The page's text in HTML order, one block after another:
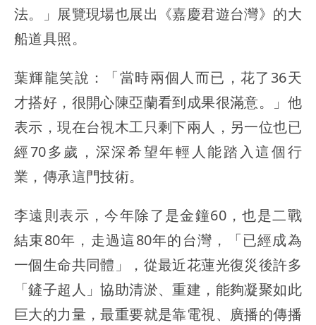
法。」展覽現場也展出《嘉慶君遊台灣》的大
船道具照。
葉輝龍笑說：「當時兩個人而已，花了36天
才搭好，很開心陳亞蘭看到成果很滿意。」他
表示，現在台視木工只剩下兩人，另一位也已
經70多歲，深深希望年輕人能踏入這個行
業，傳承這門技術。
李遠則表示，今年除了是金鐘60，也是二戰
結束80年，走過這80年的台灣，「已經成為
一個生命共同體」，從最近花蓮光復災後許多
「鏟子超人」協助清淤、重建，能夠凝聚如此
巨大的力量，最重要就是靠電視、廣播的傳播